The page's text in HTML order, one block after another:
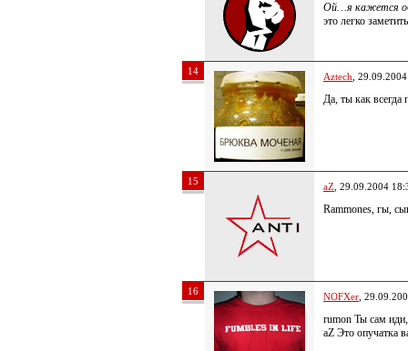
Ой…я кажется
это легко
14 Aztech ,
Да, ты как
15 aZ , 29.09.2004
Rammones, гы,
16 NOFXer ,
rumon Ты сам
aZ Это опучатка